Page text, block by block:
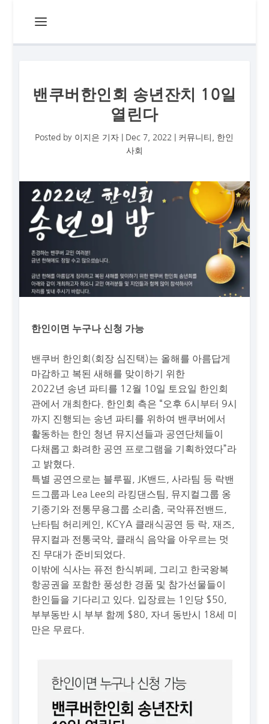
밴쿠버한인회 송년잔치 10일
열린다
Posted by 이지은 기자 Dec 7, 2022 커뮤니티
한인
사회
한인이면 누구나 신청 가능
밴쿠버 한인회(회장 심진택)는 올해를 아름답게
마감하고 복된 새해를 맞이하기 위한
2022년 송년 파티를 12월 10일 토요일 한인회
관에서 개최한다. 한인회 측은 “오후 6시부터 9시
까지 진행되는 송년 파티를 위하여 밴쿠버에서
활동하는 한인 청년 뮤지션들과 공연단체들이
다채롭고 화려한 공연 프로그램을 기획하였다”라
고 밝혔다.
특별 공연으로는 블루필, JK밴드, 사라팀 등 락밴
드그룹과 Lea Lee의 라킹댄스팀, 뮤지컬그룹 옹
기종기와 전통무용그룹 소리춤, 국악퓨전밴드,
난타팀 허리케인, KCYA 클래식공연 등 락, 재즈,
뮤지컬과 전통국악, 클래식 음악을 아우르는 멋
진 무대가 준비되었다.
이밖에 식사는 퓨전 한식뷔페, 그리고 한국왕복
항공권을 포함한 풍성한 경품 및 참가선물들이
한인들을 기다리고 있다. 입장료는 1인당 $50,
부부동반 시 부부 함께 $80, 자녀 동반시 18세 미
만은 무료다.